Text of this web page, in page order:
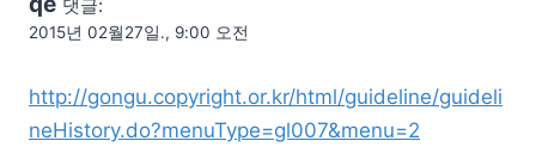
댓글:
2015년 02월27일., 9:00 오전
http://gongu.copyright.or.kr/html/guideline/guideli
neHistory.do?menuType=gl007&menu=2